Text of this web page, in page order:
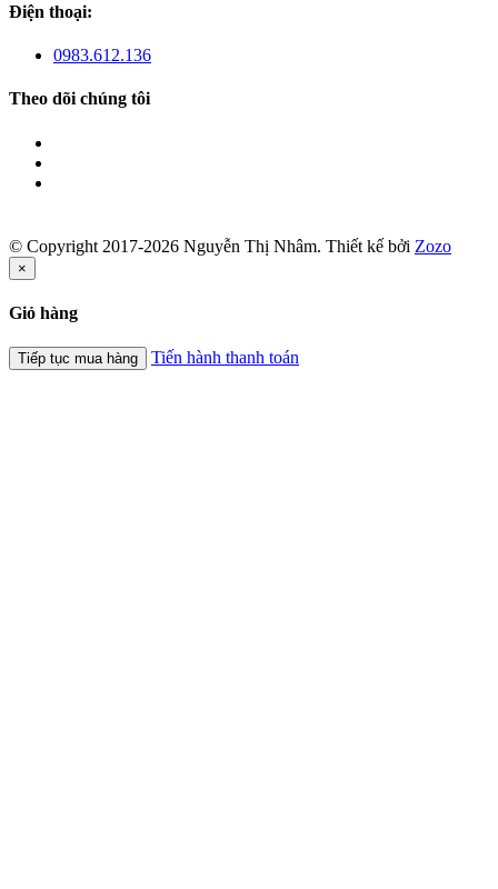
Điện thoại:
0983.612.136
Theo dõi chúng tôi
© Copyright 2017-2026 Nguyễn Thị Nhâm. Thiết kế bởi Zozo
×
Giỏ hàng
Tiếp tục mua hàng Tiến hành thanh toán